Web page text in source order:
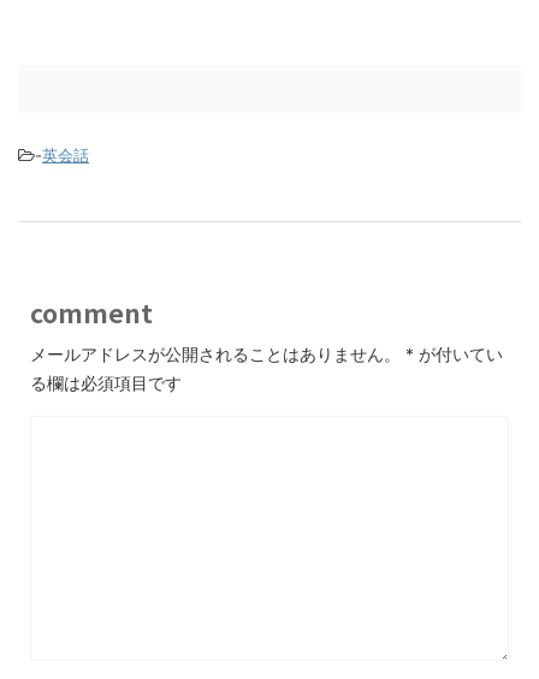
-英会話
comment
メールアドレスが公開されることはありません。 * が付いてい
る欄は必須項目です